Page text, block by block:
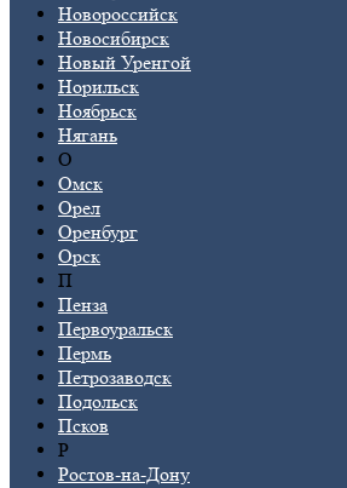
Новороссийск
Новосибирск
Новый Уренгой
Норильск
Ноябрьск
Нягань
О
Омск
Орел
Оренбург
Орск
П
Пенза
Первоуральск
Пермь
Петрозаводск
Подольск
Псков
Р
Ростов-на-Дону